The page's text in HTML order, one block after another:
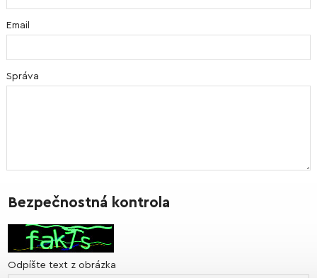
Email
Správa
Bezpečnostná kontrola
Odpíšte text z obrázka